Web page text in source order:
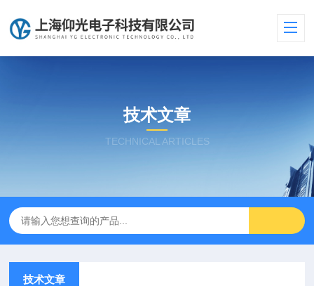
技术文章
TECHNICAL ARTICLES
技术文章